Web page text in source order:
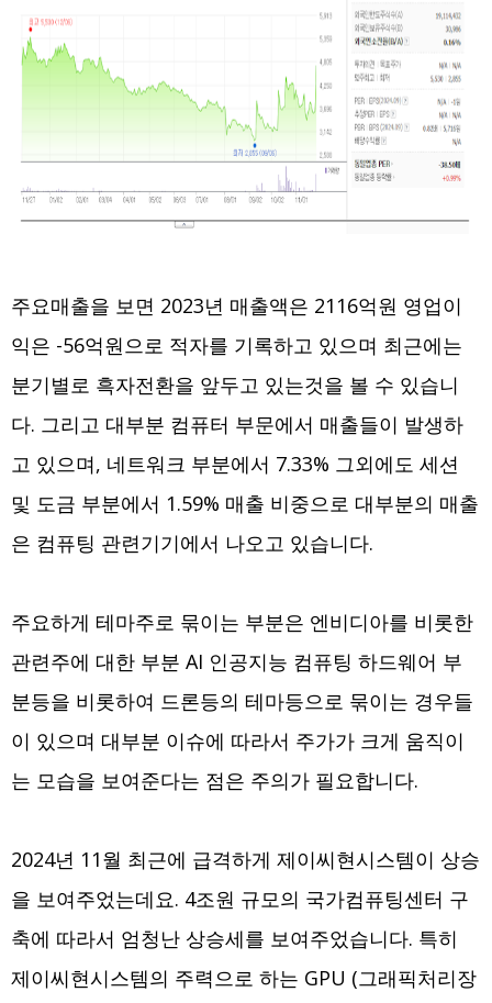
주요매출을 보면 2023년 매출액은 2116억원 영업이
익은 -56억원으로 적자를 기록하고 있으며 최근에는
분기별로 흑자전환을 앞두고 있는것을 볼 수 있습니
다. 그리고 대부분 컴퓨터 부문에서 매출들이 발생하
고 있으며, 네트워크 부분에서 7.33% 그외에도 세션
및 도금 부분에서 1.59% 매출 비중으로 대부분의 매출
은 컴퓨팅 관련기기에서 나오고 있습니다.
주요하게 테마주로 묶이는 부분은 엔비디아를 비롯한
관련주에 대한 부분 AI 인공지능 컴퓨팅 하드웨어 부
분등을 비롯하여 드론등의 테마등으로 묶이는 경우들
이 있으며 대부분 이슈에 따라서 주가가 크게 움직이
는 모습을 보여준다는 점은 주의가 필요합니다.
2024년 11월 최근에 급격하게 제이씨현시스템이 상승
을 보여주었는데요. 4조원 규모의 국가컴퓨팅센터 구
축에 따라서 엄청난 상승세를 보여주었습니다. 특히
제이씨현시스템의 주력으로 하는 GPU (그래픽처리장